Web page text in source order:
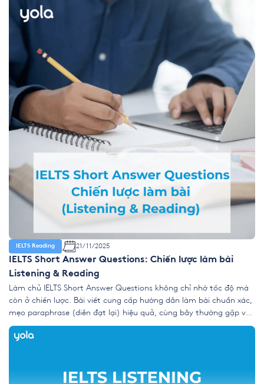
Note Completion là gì? (nhận diện nhanh) Note completion […]
IELTS Reading 21/11/2025
IELTS Short Answer Questions: Chiến lược làm bài
Listening & Reading
Làm chủ IELTS Short Answer Questions không chỉ nhờ tốc độ mà
còn ở chiến lược. Bài viết cung cấp hướng dẫn làm bài chuẩn xác,
mẹo paraphrase (diễn đạt lại) hiệu quả, cùng bẫy thường gặp và
bài luyện tập có đáp án, giúp bạn tự tin đạt điểm cao trong cả
Listening và […]